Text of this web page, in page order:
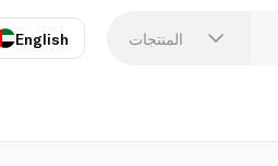
المنتجات English